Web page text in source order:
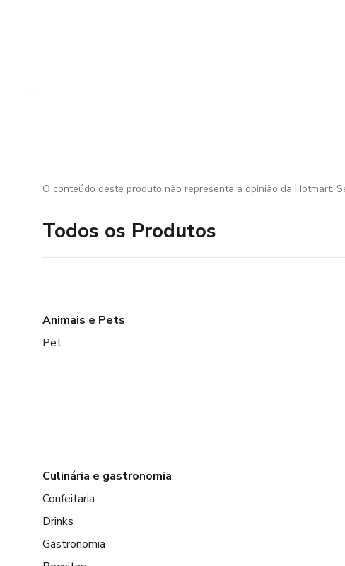
O conteúdo deste produto não representa a opinião da Hotmart.
Todos os Produtos
Animais e Pets
Pet
Culinária e gastronomia
Confeitaria
Drinks
Gastronomia